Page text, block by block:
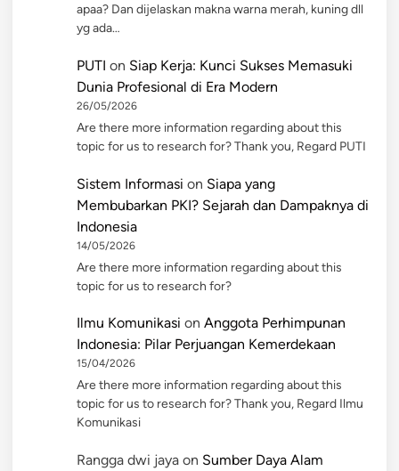
apaa? Dan dijelaskan makna warna merah, kuning dll
yg ada…
PUTI on Siap Kerja: Kunci Sukses Memasuki
Dunia Profesional di Era Modern
26/05/2026
Are there more information regarding about this
topic for us to research for? Thank you, Regard PUTI
Sistem Informasi on Siapa yang
Membubarkan PKI? Sejarah dan Dampaknya di
Indonesia
14/05/2026
Are there more information regarding about this
topic for us to research for?
Ilmu Komunikasi on Anggota Perhimpunan
Indonesia: Pilar Perjuangan Kemerdekaan
15/04/2026
Are there more information regarding about this
topic for us to research for? Thank you, Regard Ilmu
Komunikasi
Rangga dwi jaya on Sumber Daya Alam